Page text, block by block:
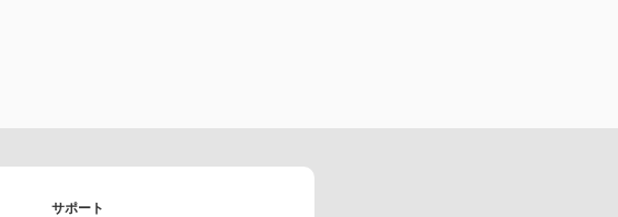
サポート